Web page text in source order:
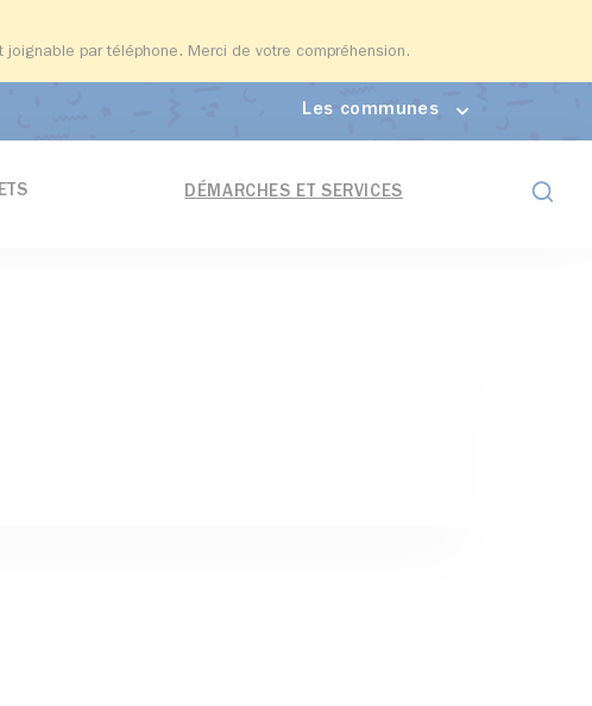
par téléphone. Merci de votre compréhension.
Les communes
DÉMARCHES ET SERVICES